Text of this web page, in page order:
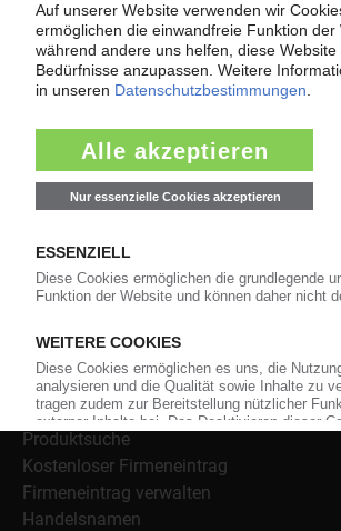
Kunststoffe sowie Märkte, Unternehmen,
Material, Anwendungen und
Weiterhin bietet das KunststoffWeb
Bezugsquellen für den Einkauf sowie
Informationen wie Handelsnamen und
Nachrichten
Branche
Technologie
Insolvenzen
Archiv
Wer-Bietet-Was?
Produktsuche
Kostenloser Firmeneintrag
Firmeneintrag verwalten
Handelsnamen